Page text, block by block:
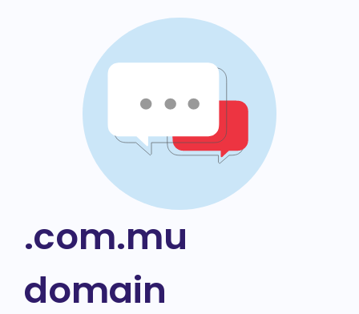
.com.mu
domain